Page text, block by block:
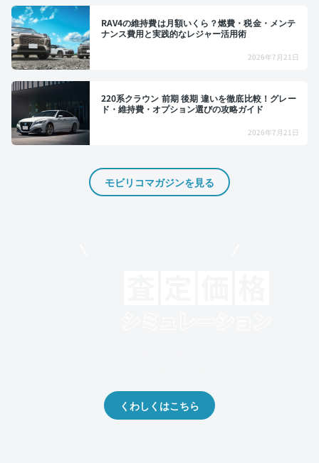
RAV4の維持費は月額いくら？燃費・税金・メンテ
ナンス費用と実践的なレジャー活用術
2026年7月21日
220系クラウン 前期 後期 違いを徹底比較！グレー
ド・維持費・オプション選びの攻略ガイド
2026年7月21日
モビリコマガジンを見る
くわしくはこちら